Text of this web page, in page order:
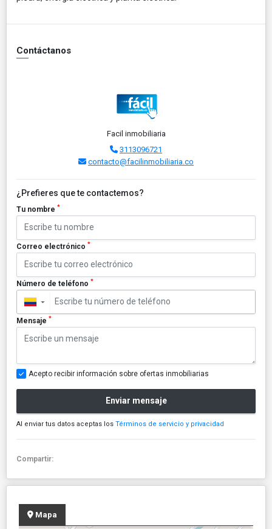
Contáctanos
Facil inmobiliaria
3113096721
contacto@facilinmobiliaria.co
¿Prefieres que te contactemos?
Tu nombre *
Correo electrónico *
Número de teléfono *
▼
Mensaje *
Acepto recibir información sobre ofertas inmobiliarias
Enviar mensaje
Al enviar tus datos aceptas los Términos de servicio y privacidad
Compartir:
Mapa